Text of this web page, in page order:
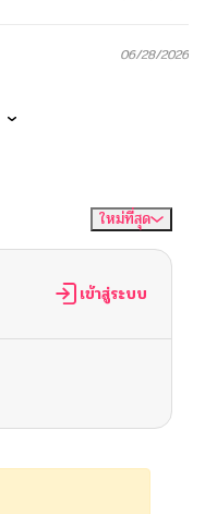
06/28/2026
06/12/2026
06/04/2026
05/28/2026
05/23/2026
ใหม่ที่สุด
เข้าสู่ระบบ